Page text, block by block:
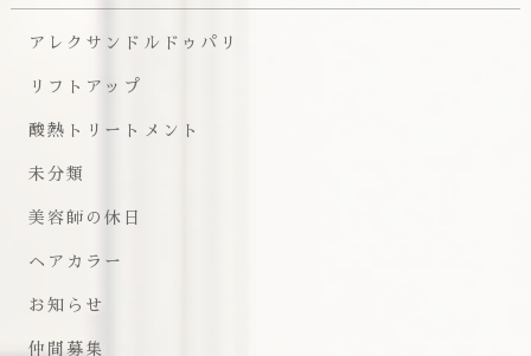
アレクサンドルドゥパリ
リフトアップ
酸熱トリートメント
未分類
美容師の休日
ヘアカラー
お知らせ
仲間募集